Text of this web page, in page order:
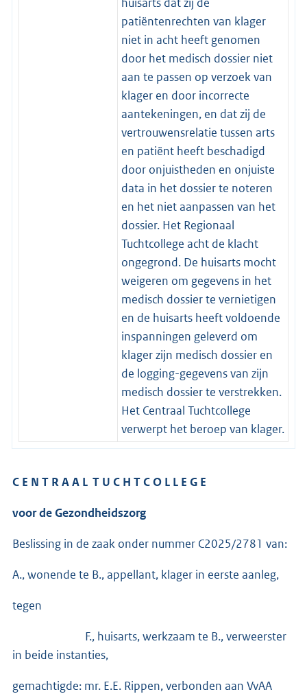
patiëntenrechten van klager
niet in acht heeft genomen
door het medisch dossier niet
aan te passen op verzoek van
klager en door incorrecte
aantekeningen, en dat zij de
vertrouwensrelatie tussen arts
en patiënt heeft beschadigd
door onjuistheden en onjuiste
data in het dossier te noteren
en het niet aanpassen van het
dossier. Het Regionaal
Tuchtcollege acht de klacht
ongegrond. De huisarts mocht
weigeren om gegevens in het
medisch dossier te vernietigen
en de huisarts heeft voldoende
inspanningen geleverd om
klager zijn medisch dossier en
de logging-gegevens van zijn
medisch dossier te verstrekken.
Het Centraal Tuchtcollege
verwerpt het beroep van klager.
C E N T R A A L T U C H T C O L L E G E
voor de Gezondheidszorg
Beslissing in de zaak onder nummer C2025/2781 van:
A., wonende te B., appellant, klager in eerste aanleg,
tegen
F., huisarts, werkzaam te B., verweerster
in beide instanties,
gemachtigde: mr. E.E. Rippen, verbonden aan VvAA